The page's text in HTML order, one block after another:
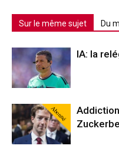
Sur le même sujet Du
IA: la
Abonné